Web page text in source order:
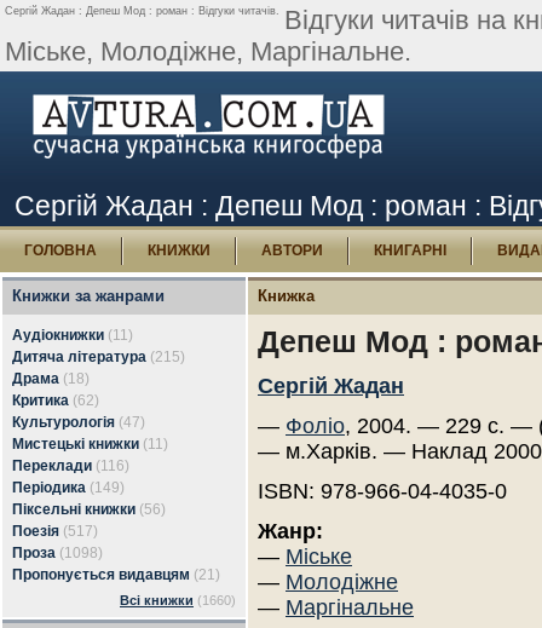
Сергій Жадан : Депеш Мод : роман : Відгуки читачів. Відгуки читачів
Міське, Молодіжне, Маргінальне.
Сергій Жадан : Депеш Мод : роман :
ГОЛОВНА КНИЖКИ АВТОРИ КНИГАРНІ
Книжки за жанрами
Аудіокнижки (11)
Дитяча література (215)
Драма (18)
Критика (62)
Культурологія (47)
Мистецькі книжки (11)
Переклади (116)
Періодика (149)
Піксельні книжки (56)
Поезія (517)
Проза (1098)
Пропонується видавцям (21)
Всі книжки (1660)
Книжка
Депеш Мод :
Сергій Жадан
— Фоліо, 2004. — 229 с. —
— м.Харків. — Наклад
ISBN: 978-966-04-4035-0
Жанр:
— Міське
— Молодіжне
— Маргінальне